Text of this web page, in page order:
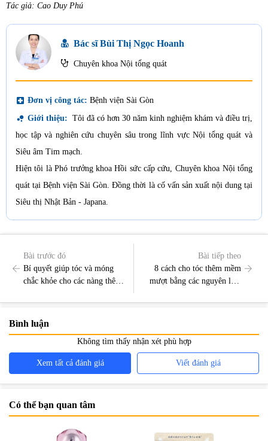
Tác giả: Cao Duy Phú
Bác sĩ Bùi Thị Ngọc Hoanh
Chuyên khoa Nội tổng quát
local_hospital Đơn vị công tác: Bệnh viện Sài Gòn
bubble_chart Giới thiệu: Tôi đã có hơn 30 năm kinh nghiệm khám và điều trị,
học tập và nghiên cứu chuyên sâu trong lĩnh vực Nội tổng quát và
Siêu âm Tim mạch.
Hiện tôi là Phó trưởng khoa Hồi sức cấp cứu, Chuyên khoa Nội tổng
quát tại Bệnh viện Sài Gòn. Đồng thời là cố vấn sản xuất nội dung tại
Siêu thị Nhật Bản - Japana.
Bài trước đó
Bí quyết giúp tóc và móng
chắc khỏe cho các nàng thêm
Bài tiếp theo
8 cách cho tóc thêm mềm
mượt bằng các nguyên liệu
Bình luận
Không tìm thấy nhận xét phù hợp
Xem tất cả đánh giá Viết đánh giá
Có thể bạn quan tâm